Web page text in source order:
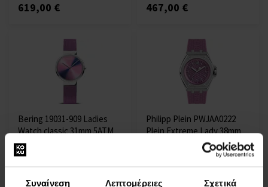
Συναίνεση Λεπτομέρειες Σχετικά
619,00 € 467,00 €
Bering 19031-909 Ladies
Watch classic 31mm 5ATM
ΡΟΛΟΓΙΑ - Γυναίκες
Philipp Plein PWJAA0222
Plein Extreme Lady 38mm
ΡΟΛΟΓΙΑ - Γυναίκες